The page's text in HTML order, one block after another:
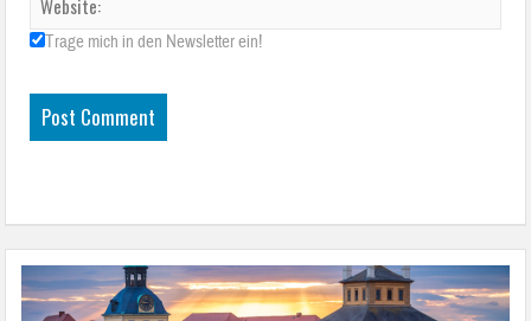
Trage mich in den Newsletter ein!